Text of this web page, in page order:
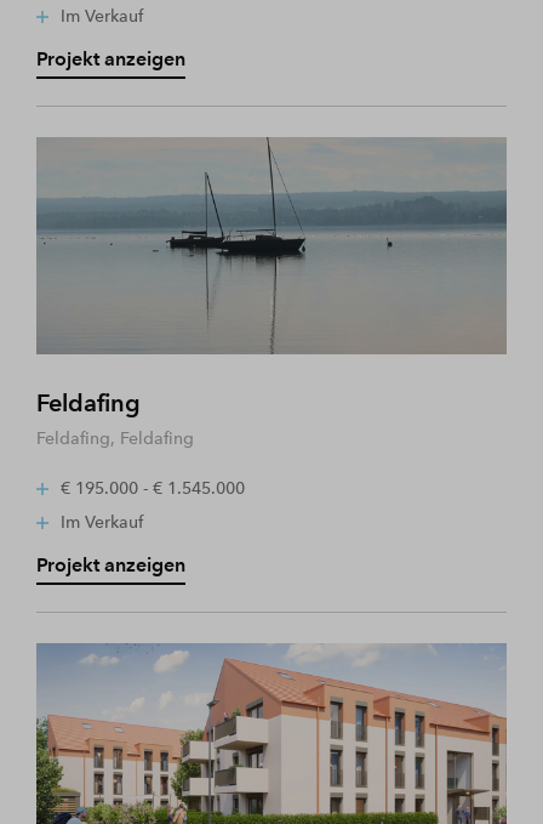
Im Verkauf
Projekt anzeigen
Feldafing
Feldafing, Feldafing
€ 195.000 - € 1.545.000
Im Verkauf
Projekt anzeigen